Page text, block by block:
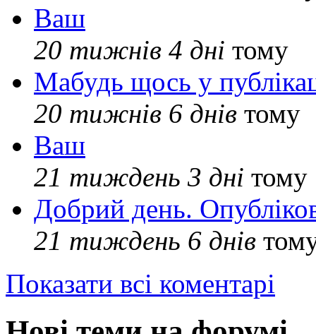
Ваш
20 тижнів 4 дні тому
Мабудь щось у
20 тижнів 6 днів тому
Ваш
21 тиждень 3 дні тому
Добрий день.
21 тиждень 6 днів
Показати всі коментарі